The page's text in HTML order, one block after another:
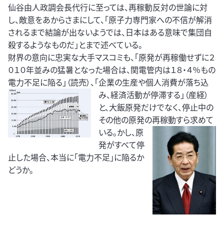
仙谷由人政調会長代行に至っては、再稼動反対の世論に対
し、敵意をあからさまにして、「原子力専門家への不信が解消
されるまで結論が出ないようでは、日本はある意味で集団自
殺するようなものだ」とまで述べている。
財界の意向に忠実な大手マスコミも、「原発が再稼働せずに２
０１０年並みの猛暑となった場合は、関電管内は１８・４％もの
電力不足に陥る」（読売）、「企業の生産や個人消費が落ち込
み、経済活動が停滞する」（産経）
と、大飯原発だけでなく、停止中の
その他の原発の再稼動すら求めて
いる。かし、原
発がすべて停
止した場合、本当に「電力不足」に陥るか
どうか。